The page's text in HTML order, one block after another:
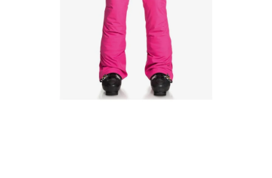
Doprava a platba